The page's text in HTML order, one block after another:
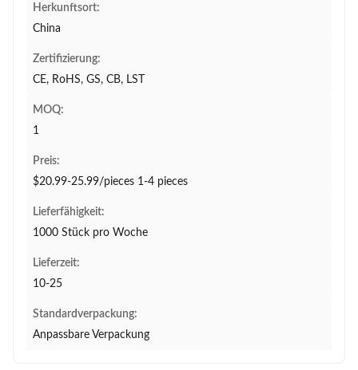
Herkunftsort:
China
Zertifizierung:
CE, RoHS, GS, CB, LST
MOQ:
1
Preis:
$20.99-25.99/pieces 1-4 pieces
Lieferfähigkeit:
1000 Stück pro Woche
Lieferzeit:
10-25
Standardverpackung:
Anpassbare Verpackung